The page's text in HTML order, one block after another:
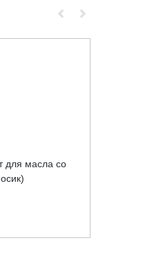
для масла со